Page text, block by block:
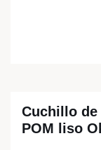
Cuchillo de
POM liso